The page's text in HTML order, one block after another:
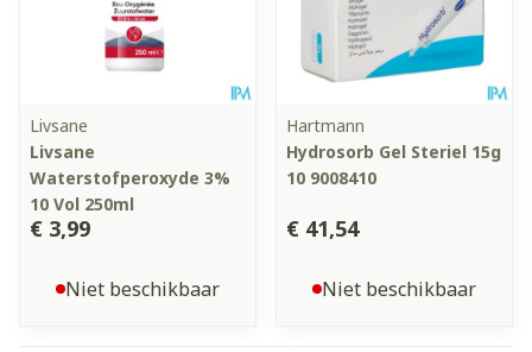
Livsane
Livsane
Waterstofperoxyde 3%
10 Vol 250ml
€ 3,99
Niet beschikbaar
Hartmann
Hydrosorb Gel Steriel 15g
10 9008410
€ 41,54
Niet beschikbaar